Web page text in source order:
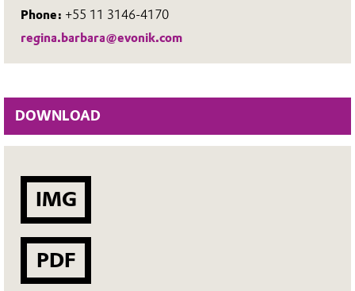
Phone: +55 11 3146-4170
regina.barbara@evonik.com
DOWNLOAD
IMG
PDF